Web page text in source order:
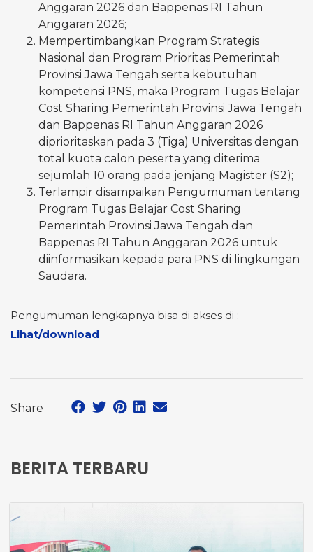
Anggaran 2026 dan Bappenas RI Tahun
Anggaran 2026;
Mempertimbangkan Program Strategis
Nasional dan Program Prioritas Pemerintah
Provinsi Jawa Tengah serta kebutuhan
kompetensi PNS, maka Program Tugas Belajar
Cost Sharing Pemerintah Provinsi Jawa Tengah
dan Bappenas RI Tahun Anggaran 2026
diprioritaskan pada 3 (Tiga) Universitas dengan
total kuota calon peserta yang diterima
sejumlah 10 orang pada jenjang Magister (S2);
Terlampir disampaikan Pengumuman tentang
Program Tugas Belajar Cost Sharing
Pemerintah Provinsi Jawa Tengah dan
Bappenas RI Tahun Anggaran 2026 untuk
diinformasikan kepada para PNS di lingkungan
Saudara.
Pengumuman lengkapnya bisa di akses di :
Lihat/download
Share
BERITA TERBARU